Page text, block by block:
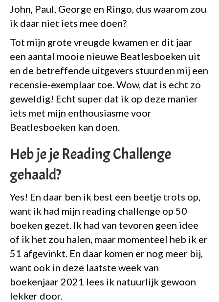
John, Paul, George en Ringo, dus waarom zou
ik daar niet iets mee doen?
Tot mijn grote vreugde kwamen er dit jaar
een aantal mooie nieuwe Beatlesboeken uit
en de betreffende uitgevers stuurden mij een
recensie-exemplaar toe. Wow, dat is echt zo
geweldig! Echt super dat ik op deze manier
iets met mijn enthousiasme voor
Beatlesboeken kan doen.
Heb je je Reading Challenge
gehaald?
Yes! En daar ben ik best een beetje trots op,
want ik had mijn reading challenge op 50
boeken gezet. Ik had van tevoren geen idee
of ik het zou halen, maar momenteel heb ik er
51 afgevinkt. En daar komen er nog meer bij,
want ook in deze laatste week van
boekenjaar 2021 lees ik natuurlijk gewoon
lekker door.